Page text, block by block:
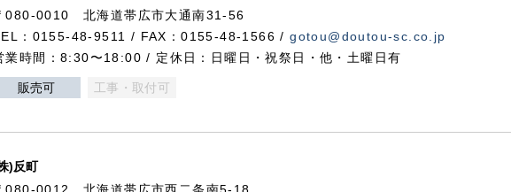
080-0010 北海道帯広市大通南31-56
：0155-48-9511 / FAX：0155-48-1566 /gotou@doutou-sc.co.jp
業時間：8:30〜18:00 / 定休日：日曜日・祝祭日・他・土曜日有
販売可 工事・取付可
)反町